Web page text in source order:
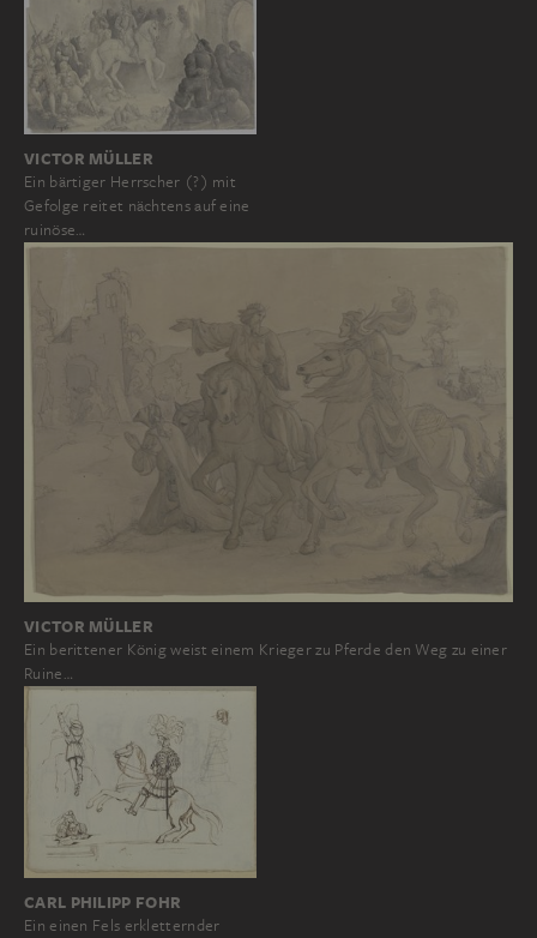
VICTOR MÜLLER
Ein bärtiger Herrscher (?) mit
Gefolge reitet nächtens auf eine
ruinöse…
VICTOR MÜLLER
Ein berittener König weist einem Krieger zu Pferde den Weg zu einer
Ruine…
CARL PHILIPP FOHR
Ein einen Fels erkletternder